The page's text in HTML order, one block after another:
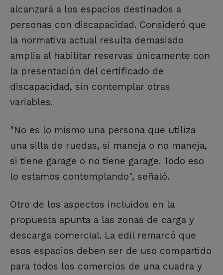
alcanzará a los espacios destinados a
personas con discapacidad. Consideró que
la normativa actual resulta demasiado
amplia al habilitar reservas únicamente con
la presentación del certificado de
discapacidad, sin contemplar otras
variables.
"No es lo mismo una persona que utiliza
una silla de ruedas, si maneja o no maneja,
si tiene garage o no tiene garage. Todo eso
lo estamos contemplando", señaló.
Otro de los aspectos incluidos en la
propuesta apunta a las zonas de carga y
descarga comercial. La edil remarcó que
esos espacios deben ser de uso compartido
para todos los comercios de una cuadra y